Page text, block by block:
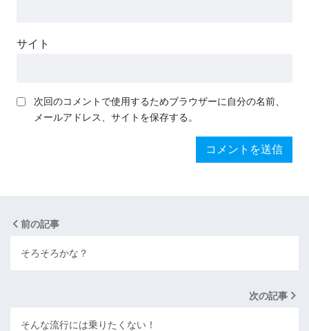
サイト
次回のコメントで使用するためブラウザーに自分の名前、
メールアドレス、サイトを保存する。
前の記事
そろそろかな？
次の記事
そんな流行には乗りたくない！